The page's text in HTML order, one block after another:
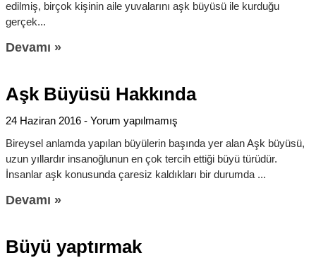
edilmiş, birçok kişinin aile yuvalarını aşk büyüsü ile kurduğu
gerçek
Devamı »
Aşk Büyüsü Hakkında
24 Haziran 2016
Yorum yapılmamış
Bireysel anlamda yapılan büyülerin başında yer alan Aşk büyüsü,
uzun yıllardır insanoğlunun en çok tercih ettiği büyü türüdür.
İnsanlar aşk konusunda çaresiz kaldıkları bir durumda
Devamı »
Büyü yaptırmak